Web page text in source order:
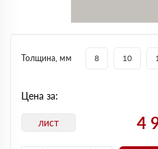
Толщина, мм 8 10
Цена за:
лист 4